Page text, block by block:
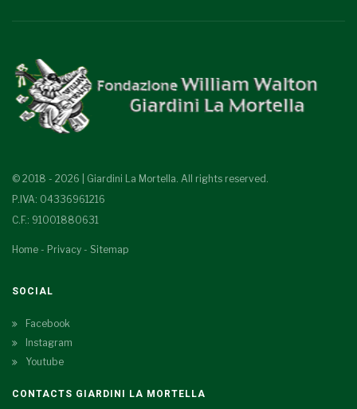
© 2018 - 2026 | Giardini La Mortella. All rights reserved.
P.IVA: 04336961216
C.F.: 91001880631
Home - Privacy - Sitemap
SOCIAL
Facebook
Instagram
Youtube
CONTACTS GIARDINI LA MORTELLA